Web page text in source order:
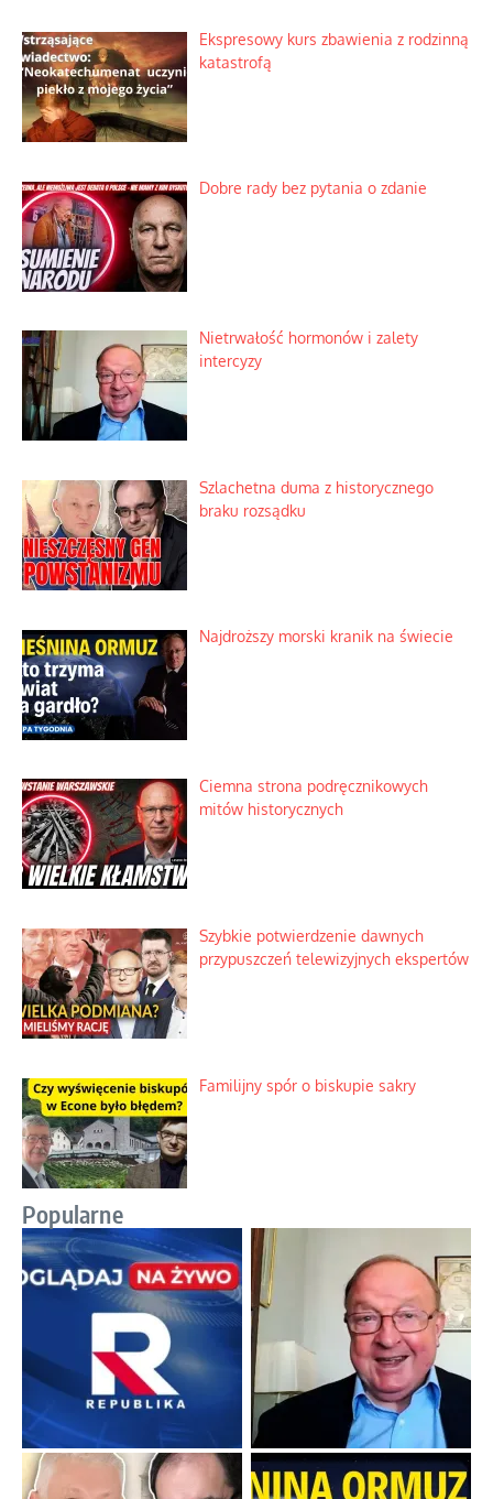
Ekspresowy kurs zbawienia z rodzinną
katastrofą
Dobre rady bez pytania o zdanie
Nietrwałość hormonów i zalety
intercyzy
Szlachetna duma z historycznego
braku rozsądku
Najdroższy morski kranik na świecie
Ciemna strona podręcznikowych
mitów historycznych
Szybkie potwierdzenie dawnych
przypuszczeń telewizyjnych ekspertów
Familijny spór o biskupie sakry
Popularne